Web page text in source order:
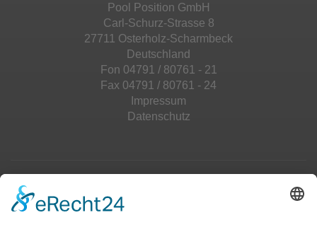
Pool Position GmbH
Carl-Schurz-Strasse 8
27711 Osterholz-Scharmbeck
Deutschland
Fon 04791 / 80761 - 21
Fax 04791 / 80761 - 24
Impressum
Datenschutz